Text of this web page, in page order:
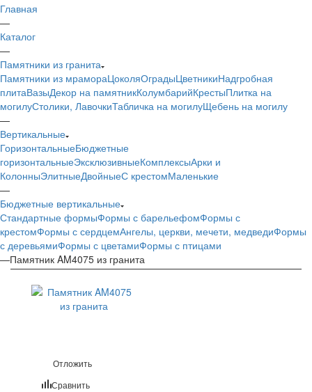
Главная
—
Каталог
—
Памятники из гранита
Памятники из мрамораЦоколяОградыЦветникиНадгробная
плитаВазыДекор на памятникКолумбарийКрестыПлитка на
могилуСтолики, ЛавочкиТабличка на могилуЩебень на могилу
—
Вертикальные
ГоризонтальныеБюджетные
горизонтальныеЭксклюзивныеКомплексыАрки и
КолонныЭлитныеДвойныеС крестомМаленькие
—
Бюджетные вертикальные
Стандартные формыФормы с барельефомФормы с
крестомФормы с сердцемАнгелы, церкви, мечети, медведиФормы
с деревьямиФормы с цветамиФормы с птицами
—Памятник AM4075 из гранита
Отложить
Сравнить